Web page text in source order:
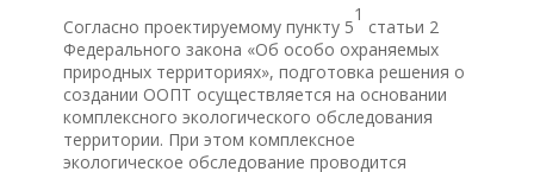
Согласно проектируемому пункту 5
1
статьи 2
Федерального закона «Об особо охраняемых
природных территориях», подготовка решения о
создании ООПТ осуществляется на основании
комплексного экологического обследования
территории. При этом комплексное
экологическое обследование проводится